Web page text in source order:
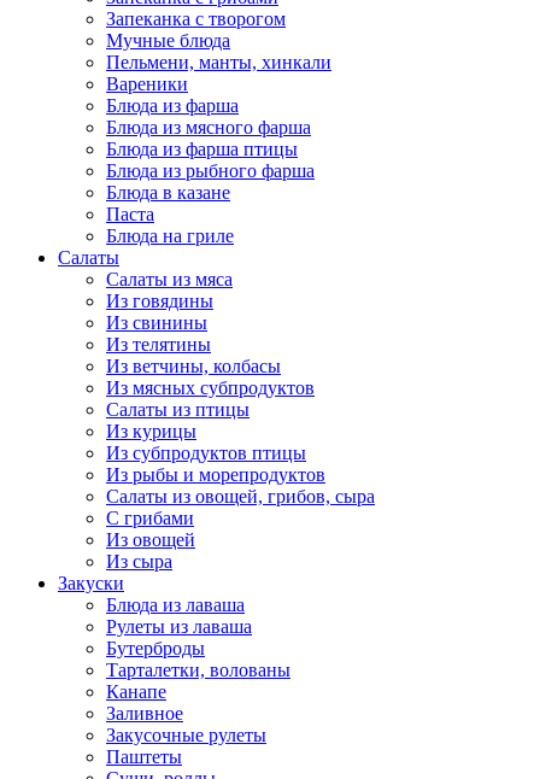
Запеканка с творогом
Мучные блюда
Пельмени, манты, хинкали
Вареники
Блюда из фарша
Блюда из мясного фарша
Блюда из фарша птицы
Блюда из рыбного фарша
Блюда в казане
Паста
Блюда на гриле
Салаты
Салаты из мяса
Из говядины
Из свинины
Из телятины
Из ветчины, колбасы
Из мясных субпродуктов
Салаты из птицы
Из курицы
Из субпродуктов птицы
Из рыбы и морепродуктов
Салаты из овощей, грибов, сыра
С грибами
Из овощей
Из сыра
Закуски
Блюда из лаваша
Рулеты из лаваша
Бутерброды
Тарталетки, волованы
Канапе
Заливное
Закусочные рулеты
Паштеты